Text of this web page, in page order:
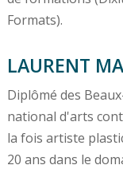
Formats).
LAURENT
Diplômé des
national d'arts
la fois artiste
20 ans dans le